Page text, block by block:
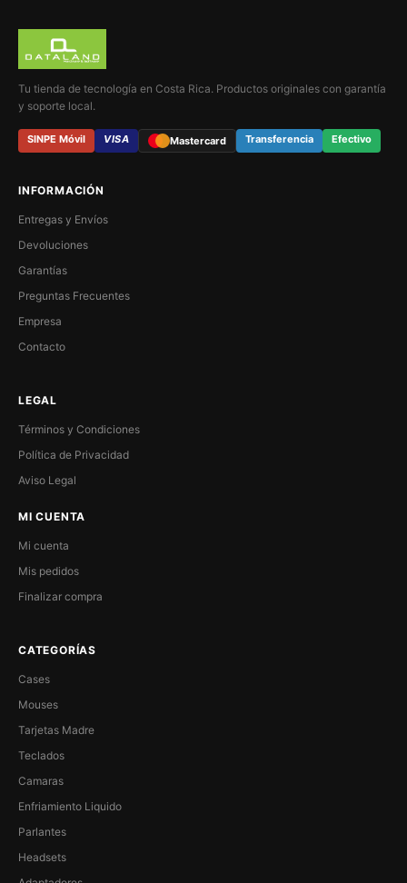
Tu tienda de tecnología en Costa Rica. Productos originales con garantía
y soporte local.
SINPE Móvil VISA Mastercard Transferencia Efectivo
INFORMACIÓN
Entregas y Envíos
Devoluciones
Garantías
Preguntas Frecuentes
Empresa
Contacto
LEGAL
Términos y Condiciones
Política de Privacidad
Aviso Legal
MI CUENTA
Mi cuenta
Mis pedidos
Finalizar compra
CATEGORÍAS
Cases
Mouses
Tarjetas Madre
Teclados
Camaras
Enfriamiento Liquido
Parlantes
Headsets